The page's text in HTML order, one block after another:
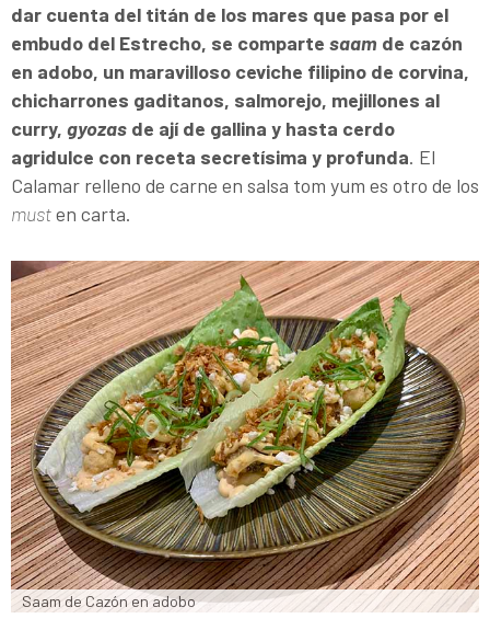
dar cuenta del titán de los mares que pasa por el
embudo del Estrecho, se comparte saam de cazón
en adobo, un maravilloso ceviche filipino de corvina,
chicharrones gaditanos, salmorejo, mejillones al
curry, gyozas de ají de gallina y hasta cerdo
agridulce con receta secretísima y profunda. El
Calamar relleno de carne en salsa tom yum es otro de los
musten carta.
Saam de Cazón en adobo